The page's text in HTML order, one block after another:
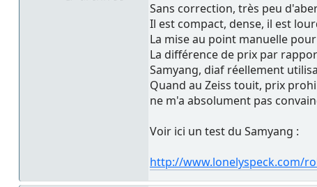
Sans correction, très peu
Il est compact, dense, il est
La mise au point manuelle
La différence de prix par
Samyang, diaf réellement
Quand au Zeiss touit, prix
ne m'a absolument pas
Voir ici un test du Samyang :
http://www.lonelyspeck.com/